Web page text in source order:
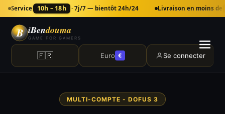
Service 10h – 18h · 7j/7 — bientôt 24h/24 Livraison en moins de
B iBendouma
GAME FOR GAMERS
🇫🇷 Euro € Se connecter
MULTI-COMPTE - DOFUS 3